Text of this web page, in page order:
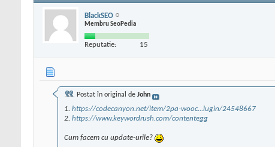
BlackSEO
Membru SeoPedia
Reputatie: 15
Postat în original de John
1. https://codecanyon.net/item/2pa-wooc...lugin/24548667
2. https://www.keywordrush.com/contentegg
Cum facem cu update-urile?